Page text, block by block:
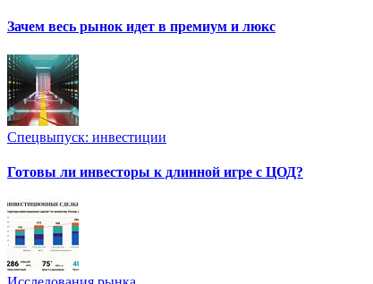
Зачем весь рынок идет в премиум и люкс
Спецвыпуск: инвестиции
Готовы ли инвесторы к длинной игре с ЦОД?